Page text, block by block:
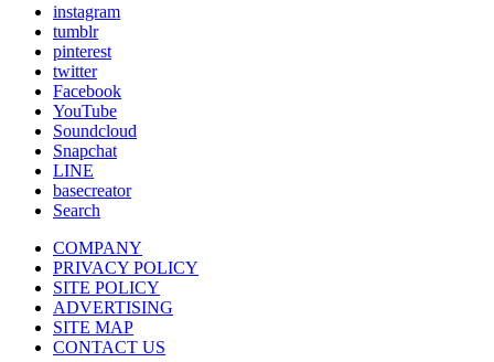
instagram
tumblr
pinterest
twitter
Facebook
YouTube
Soundcloud
Snapchat
LINE
basecreator
Search
COMPANY
PRIVACY POLICY
SITE POLICY
ADVERTISING
SITE MAP
CONTACT US